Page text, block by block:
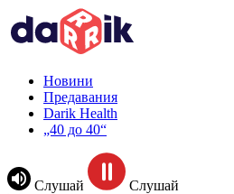
Новини
Предавания
Darik Health
„40 до 40“
Слушай Слушай